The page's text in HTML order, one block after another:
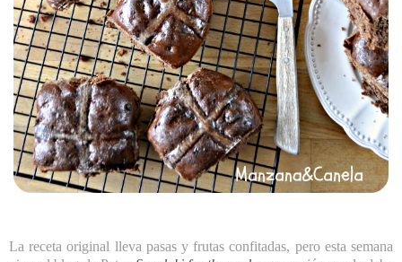
La receta original lleva pasas y frutas confitadas, pero esta semana